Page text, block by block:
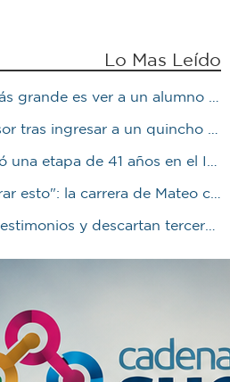
Lo Mas Leído
trabajando": Jorge Vicente se jubiló luego de 38 años en el IPET51
a un quincho en una vivienda de Marcos Juárez
en el INTA: “Me voy de mi casa para irme a mi casa”
de Mateo contra el tiempo por un trasplante
y descartan terceros en Marcos Juárez